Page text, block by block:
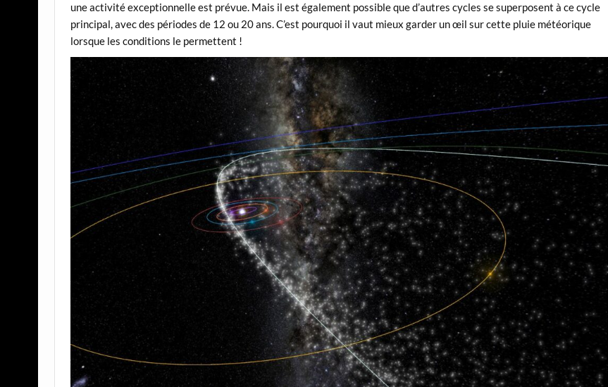
une activité exceptionnelle est prévue. Mais il est également possible que d’autres cycles se superposent à ce cycle
principal, avec des périodes de 12 ou 20 ans. C’est pourquoi il vaut mieux garder un œil sur cette pluie météorique
lorsque les conditions le permettent !